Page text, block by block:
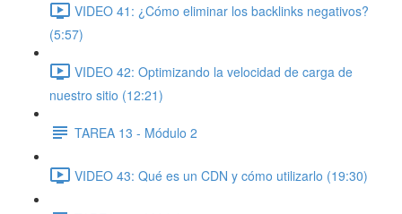
VIDEO 41: ¿Cómo eliminar los backlinks negativos?
(5:57)
VIDEO 42: Optimizando la velocidad de carga de
nuestro sitio (12:21)
TAREA 13 - Módulo 2
VIDEO 43: Qué es un CDN y cómo utilizarlo (19:30)